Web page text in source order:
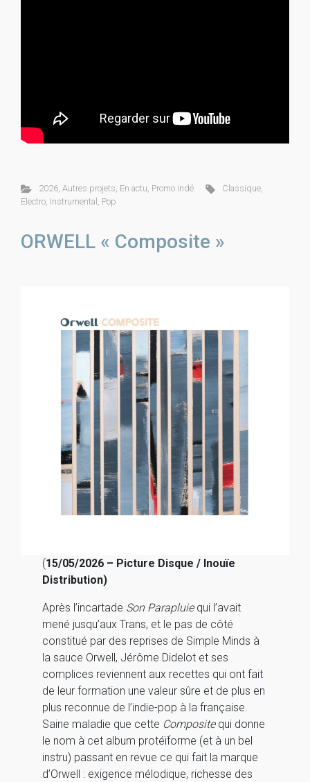
2026, Autres projets, En actu, Promo indé Classique,
Electro, Instrumental , Pop
ORWELL « Composite »
(15/05/2026 – Picture Disque / Inouïe
Distribution)
Après l’incartade Son Parapluiequi l’avait
mené jusqu’aux Trans, et le pas de côté
constitué par des reprises de Simple Minds à
la sauce Orwell, Jérôme Didelot et ses
complices reviennent aux recettes qui ont fait
de leur formation une valeur sûre et de plus en
plus reconnue de l’indie-pop à la française.
Saine maladie que cette Composite qui donne
le nom à cet album protéïforme (et à un bel
instru) passant en revue ce qui fait la marque
d’Orwell : exigence mélodique, richesse des